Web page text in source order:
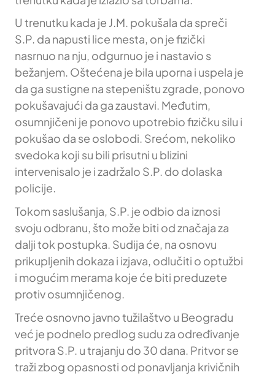
U trenutku kada je J.M. pokušala da spreči
S.P. da napusti lice mesta, on je fizički
nasrnuo na nju, odgurnuo je i nastavio s
bežanjem. Oštećena je bila uporna i uspela je
da ga sustigne na stepeništu zgrade, ponovo
pokušavajući da ga zaustavi. Međutim,
osumnjičeni je ponovo upotrebio fizičku silu i
pokušao da se oslobodi. Srećom, nekoliko
svedoka koji su bili prisutni u blizini
intervenisalo je i zadržalo S.P. do dolaska
policije.
Tokom saslušanja, S.P. je odbio da iznosi
svoju odbranu, što može biti od značaja za
dalji tok postupka. Sudija će, na osnovu
prikupljenih dokaza i izjava, odlučiti o optužbi
i mogućim merama koje će biti preduzete
protiv osumnjičenog.
Treće osnovno javno tužilaštvo u Beogradu
već je podnelo predlog sudu za određivanje
pritvora S.P. u trajanju do 30 dana. Pritvor se
traži zbog opasnosti od ponavljanja krivičnih